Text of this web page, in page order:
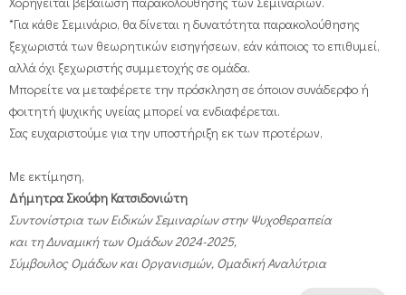
*Για κάθε Σεμινάριο, θα δίνεται η δυνατότητα παρακολούθησης
ξεχωριστά των θεωρητικών εισηγήσεων, εάν κάποιος το επιθυμεί,
αλλά όχι ξεχωριστής συμμετοχής σε ομάδα.
Μπορείτε να μεταφέρετε την πρόσκληση σε όποιον συνάδερφο ή
φοιτητή ψυχικής υγείας μπορεί να ενδιαφέρεται.
Σας ευχαριστούμε για την υποστήριξη εκ των προτέρων,
Με εκτίμηση,
Δήμητρα Σκούφη Κατσιδονιώτη
Συντονίστρια των Ειδικών Σεμιναρίων στην Ψυχοθεραπεία
και τη Δυναμική των Ομάδων 2024-2025,
Σύμβουλος Ομάδων και Οργανισμών, Ομαδική Αναλύτρια